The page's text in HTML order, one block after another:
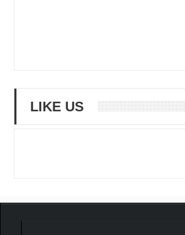
LIKE US